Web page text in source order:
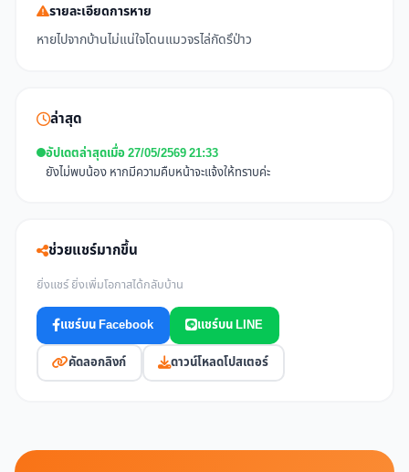
รายละเอียดการหาย
หายไปจากบ้านไม่แน่ใจโดนแมวจรไล่กัดรึป่าว
ล่าสุด
อัปเดตล่าสุดเมื่อ 27/05/2569 21:33
ยังไม่พบน้อง หากมีความคืบหน้าจะแจ้งให้ทราบค่ะ
ช่วยแชร์มากขึ้น
ยิ่งแชร์ ยิ่งเพิ่มโอกาสได้กลับบ้าน
แชร์บน Facebook แชร์บน LINE
คัดลอกลิงก์ ดาวน์โหลดโปสเตอร์